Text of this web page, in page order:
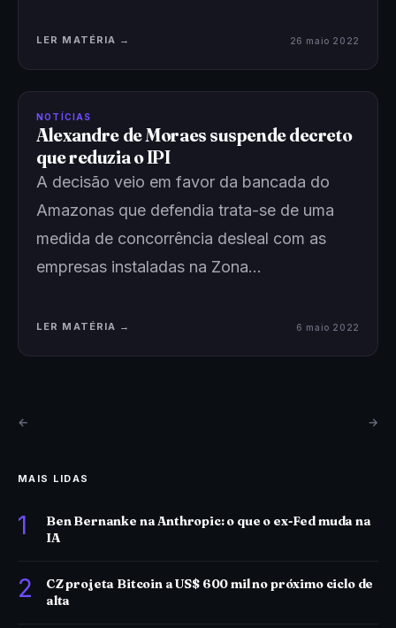
LER MATÉRIA → 26 maio 2022
NOTÍCIAS
Alexandre de Moraes suspende decreto
que reduzia o IPI
A decisão veio em favor da bancada do
Amazonas que defendia trata-se de uma
medida de concorrência desleal com as
empresas instaladas na Zona…
LER MATÉRIA → 6 maio 2022
← →
MAIS LIDAS
1
Ben Bernanke na Anthropic: o que o ex-Fed muda na
IA
2
CZ projeta Bitcoin a US$ 600 mil no próximo ciclo de
alta